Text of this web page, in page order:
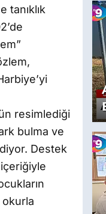
tanıklık
resimlediği
bulma ve
Destek